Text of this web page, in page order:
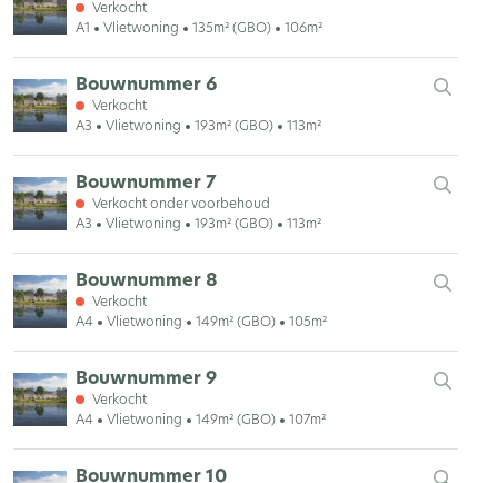
Verkocht
A1
Vlietwoning 135m² (GBO) 106m²
Bouwnummer 6
Verkocht
A3
Vlietwoning 193m² (GBO) 113m²
Bouwnummer 7
Verkocht onder voorbehoud
A3
Vlietwoning 193m² (GBO) 113m²
Bouwnummer 8
Verkocht
A4
Vlietwoning 149m² (GBO) 105m²
Bouwnummer 9
Verkocht
A4
Vlietwoning 149m² (GBO) 107m²
Bouwnummer 10